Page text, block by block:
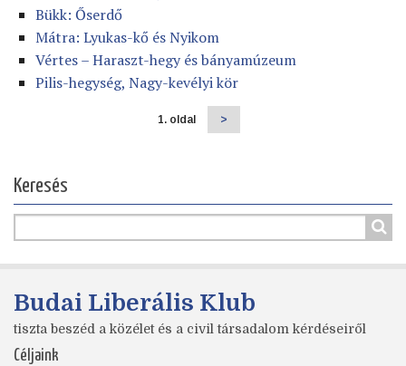
Bükk: Őserdő
Mátra: Lyukas-kő és Nyikom
Vértes – Haraszt-hegy és bányamúzeum
Pilis-hegység, Nagy-kevélyi kör
1. oldal
Következő
oldal
>
Keresés
Budai Liberális Klub
tiszta beszéd a közélet és a civil társadalom kérdéseiről
Céljaink